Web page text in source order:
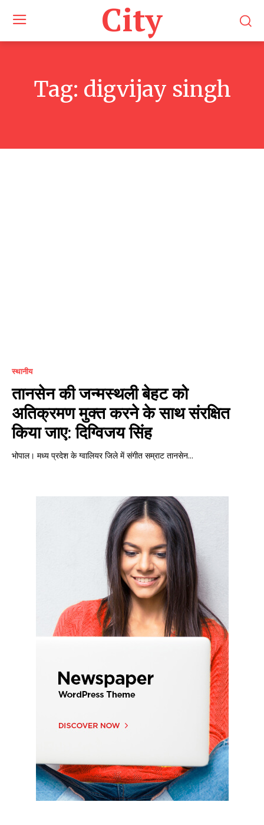
City
Tag: digvijay singh
स्थानीय
तानसेन की जन्मस्थली बेहट को
अतिक्रमण मुक्त करने के साथ संरक्षित
किया जाए: दिग्विजय सिंह
भोपाल। मध्य प्रदेश के ग्वालियर जिले में संगीत सम्राट तानसेन...